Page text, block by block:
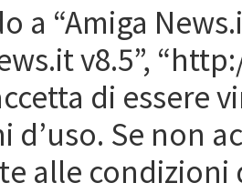
a “Amiga
v8.5”,
di essere
d’uso. Se non
alle condizioni